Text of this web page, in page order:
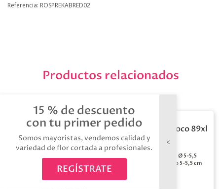
15 % de descuento
con tu primer pedido
Somos mayoristas, vendemos calidad y
variedad de flor cortada a profesionales.
REGÍSTRATE
Referencia: ROSPREKABRED02
Productos relacionados
Rosa preservada choco 89xl
6 unid
Color:Marron Medida:Ø 5-5,5
cm / alto 5-5,5 cm